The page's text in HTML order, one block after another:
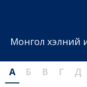
Монгол хэлний
А Б В Г Д